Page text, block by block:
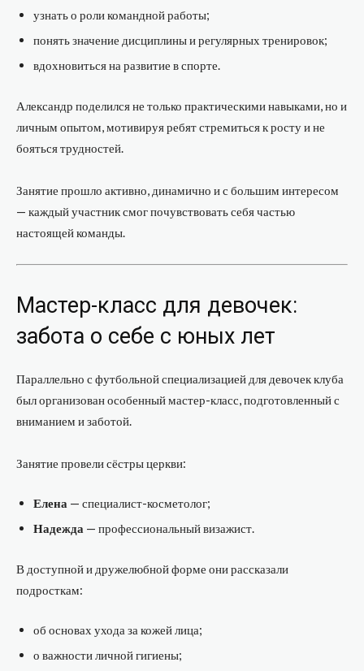
узнать о роли командной работы;
понять значение дисциплины и регулярных тренировок;
вдохновиться на развитие в спорте.
Александр поделился не только практическими навыками, но и
личным опытом, мотивируя ребят стремиться к росту и не
бояться трудностей.
Занятие прошло активно, динамично и с большим интересом
— каждый участник смог почувствовать себя частью
настоящей команды.
Мастер-класс для девочек:
забота о себе с юных лет
Параллельно с футбольной специализацией для девочек клуба
был организован особенный мастер-класс, подготовленный с
вниманием и заботой.
Занятие провели сёстры церкви:
Елена — специалист-косметолог;
Надежда — профессиональный визажист.
В доступной и дружелюбной форме они рассказали
подросткам:
об основах ухода за кожей лица;
о важности личной гигиены;